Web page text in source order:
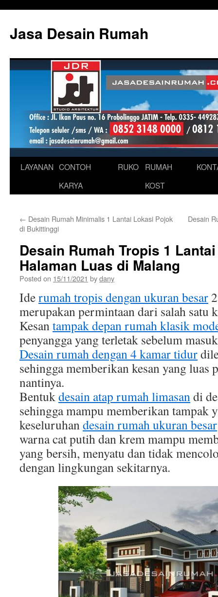
content
Jasa Desain Rumah
LAYANAN CONTOH
KARYA
RUKO
RUMAH
KOST
← Desain Rumah Minimalis 1 Lantai Lokasi Pojok
di Bukittinggi
Desain
Desain Rumah Tropis 1
Halaman Luas di Malang
Posted on 15/11/2021 bydany
Iderumah tropis dengan ukuran besar
merupakan permintaan dari salah satu
Kesantampak depan rumah klasik
penyangga yang terletak sebelum
Desain rumah dengan 4 kamar tidur
sehingga memberikan kesan yang luas
nantinya.
Bentukdesain atap rumah limasandi
sehingga mampu memberikan tampak
keseluruhandesain rumah ukuran besar
warna cat putih dan krem mampu
yang bersih, menyatu dan tidak
dengan lingkungan sekitarnya.